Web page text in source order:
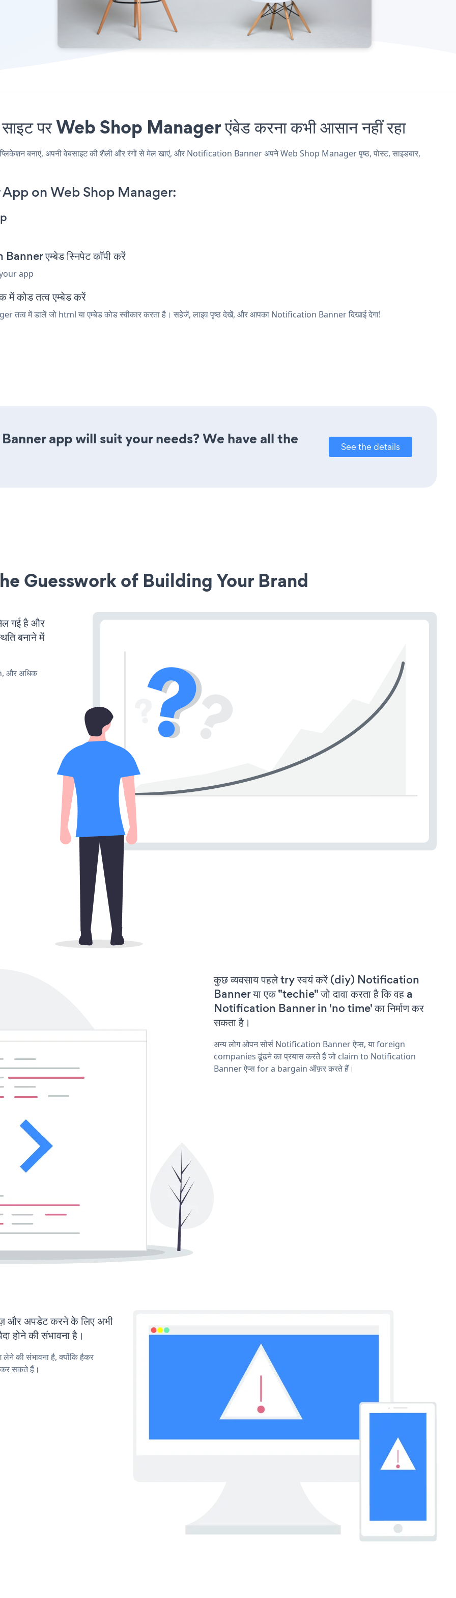
पर Web Shop Manager एंबेड करना कभी आसान नहीं रहा
बनाएं, अपनी वेबसाइट की शैली और रंगों से मेल खाएं, और Notification Banner अपने Web Shop Manager पृष्ठ, पोस्ट, साइडबार,
on Web Shop Manager:
एम्बेड स्निपेट कॉपी करें
app
कोड तत्व एम्बेड करें
में डालें जो html या एम्बेड कोड स्वीकार करता है। सहेजें, लाइव पृष्ठ देखें, और आपका Notification Banner दिखाई देगा!
app will suit your needs? We have all the
See the details
Guesswork of Building Your Brand
गई है और
बनाने में
और अधिक
कुछ व्यवसाय पहले try स्वयं करें (diy) Notification
Banner या एक "techie" जो दावा करता है कि वह a
Notification Banner in 'no time' का निर्माण कर
सकता है।
अन्य लोग ओपन सोर्स Notification Banner ऐप्स, या foreign
companies ढूंढने का प्रयास करते हैं जो claim to Notification
Banner ऐप्स for a bargain ऑफ़र करते हैं।
और अपडेट करने के लिए अभी
होने की संभावना है।
की संभावना है, क्योंकि हैकर
कर सकते हैं।